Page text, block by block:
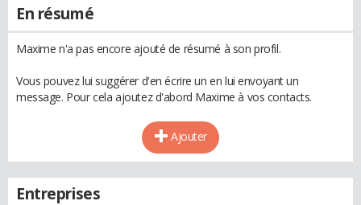
En résumé
Maxime n'a pas encore ajouté de résumé à son profil.
Vous pouvez lui suggérer d'en écrire un en lui envoyant un
message. Pour cela ajoutez d'abord Maxime à vos contacts.
Ajouter
Entreprises